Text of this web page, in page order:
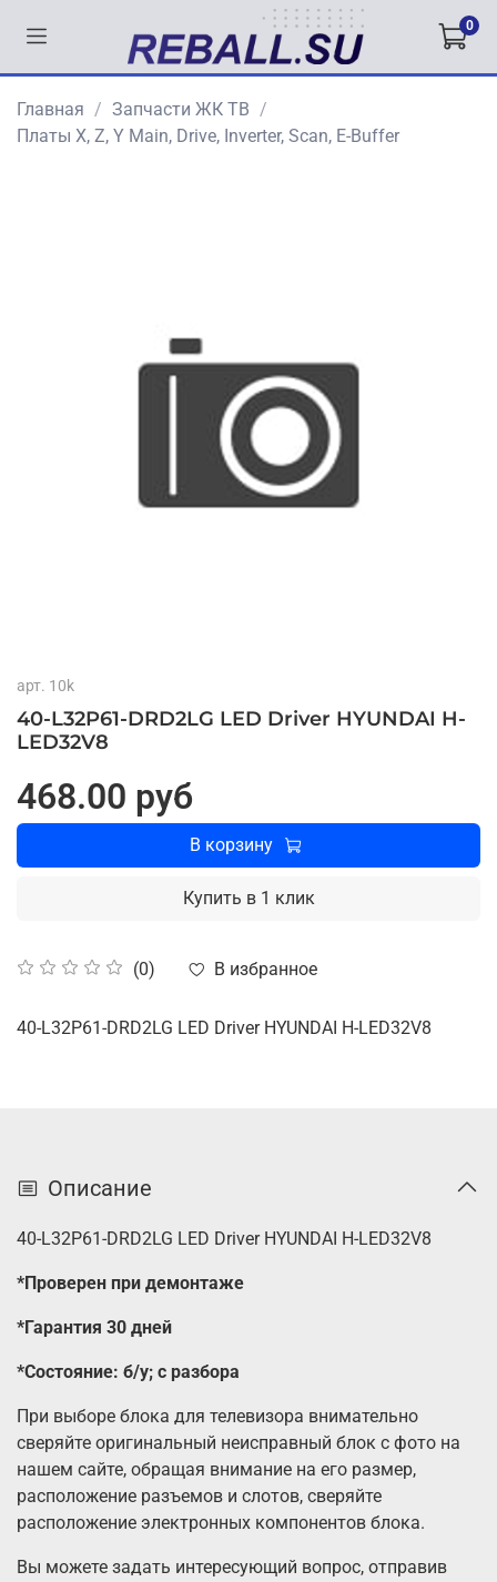
0
Главная
Запчасти ЖК ТВ
Платы X, Z, Y Main, Drive, Inverter, Scan, E-Buffer
арт. 10k
40-L32P61-DRD2LG LED Driver HYUNDAI H-
LED32V8
(0) В избранное
468.00 руб
В корзину
Купить в 1 клик
40-L32P61-DRD2LG LED Driver HYUNDAI H-LED32V8
Описание
40-L32P61-DRD2LG LED Driver HYUNDAI H-LED32V8
*Проверен при демонтаже
*Гарантия 30 дней
*Состояние: б/у; с разбора
При выборе блока для телевизора внимательно
сверяйте оригинальный неисправный блок с фото на
нашем сайте, обращая внимание на его размер,
расположение разъемов и слотов, сверяйте
расположение электронных компонентов блока.
Вы можете задать интересующий вопрос, отправив